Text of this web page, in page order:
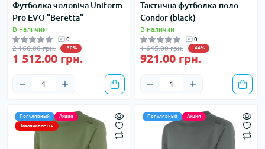
Футболка чоловіча Uniform
Pro EVO "Beretta"
В наличии
0
2 160.00 грн. -30%
1 512.00 грн.
Тактична футболка-поло
Condor (black)
В наличии
0
1 645.00 грн. -44%
921.00 грн.
Популярный
Акция
Заканчивается
Популярный Акция